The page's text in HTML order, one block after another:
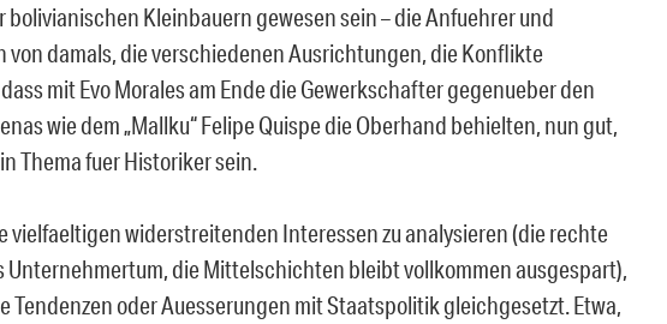
bolivianischen Kleinbauern gewesen sein – die Anfuehrer und
von damals, die verschiedenen Ausrichtungen, die Konflikte
mit Evo Morales am Ende die Gewerkschafter gegenueber den
wie dem „Mallku“ Felipe Quispe die Oberhand behielten, nun gut,
Thema fuer Historiker sein.
vielfaeltigen widerstreitenden Interessen zu analysieren (die rechte
Unternehmertum, die Mittelschichten bleibt vollkommen ausgespart),
Tendenzen oder Auesserungen mit Staatspolitik gleichgesetzt. Etwa,